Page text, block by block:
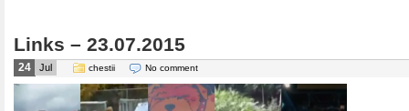
Links – 23.07.2015
24 Jul chestii No comment